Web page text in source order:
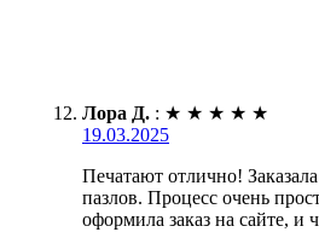
Лора Д. : ★ ★ ★ ★ ★
19.03.2025
Печатают отлично!
пазлов. Процесс очень
оформила заказ на сайте, и